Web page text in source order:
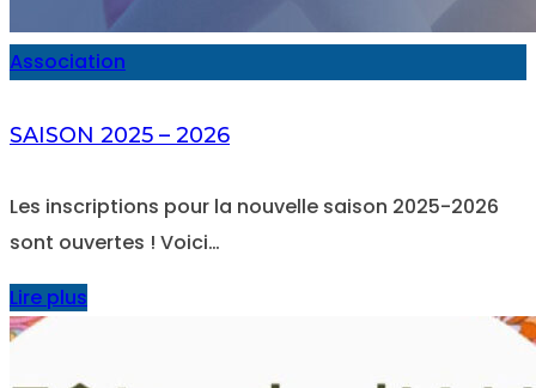
Association
SAISON 2025 – 2026
Les inscriptions pour la nouvelle saison 2025-2026
sont ouvertes ! Voici…
Lire plus